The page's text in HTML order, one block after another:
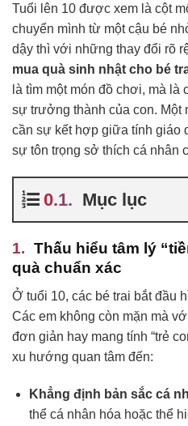
Tuổi lên 10 được xem là cột
chuyển mình từ một cậu bé
dậy thì với những thay đổi rõ
mua quà sinh nhật cho bé
là tìm một món đồ chơi, mà là
sự trưởng thành của con. Một
cần sự kết hợp giữa tính giáo
sự tôn trọng sở thích cá nhân
Mục lục
Thấu hiểu tâm lý
quà chuẩn xác
Ở tuổi 10, các bé trai bắt đầu
Các em không còn mặn mà
đơn giản hay mang tính “trẻ
xu hướng quan tâm đến:
Khẳng định bản sắc cá
thể cá nhân hóa hoặc thể